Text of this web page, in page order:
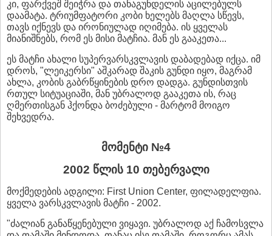
კი, ფარქვეშ შეიჭრა და თანაგუნდელის აცილებულს
დაამატა. ტრიუმფატორი კობი ხელებს მაღლა სწევს,
თავს იქნევს და ირონიულად იღიმება. ის ყველას
მიანიშნებს, რომ ეს მისი მატჩია. მან ეს გააკეთა...
ეს მატჩი ახალი სუპერვარსკვლავის დაბადებად იქცა. იმ
დროს, "ლეიკერსი" აშკარად შაკის გუნდი იყო, მაგრამ
ახლა, კობის გაბრწყინების დრო დადგა. გუნდისთვის
რთულ სიტუაციაში, მან უბრალოდ გააკეთა ის, რაც
ღმერთისგან ჰქონდა ბოძებული - მარტომ მოიგო
შეხვედრა.
მომენტი №4
2002 წლის 10 თებერვალი
მოქმედების ადგილი: First Union Center, ფილადელფია.
ყველა ვარსკვლავის მატჩი - 2002.
"ძალიან განაწყენებული ვიყავი. უბრალოდ აქ ჩამოსვლა